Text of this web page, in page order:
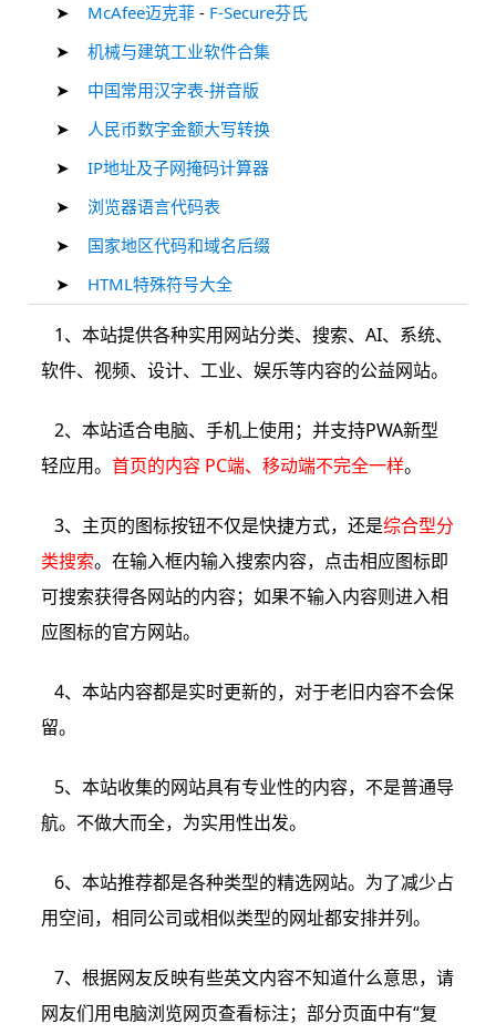
➤ McAfee迈克菲 - F-Secure芬氏
➤ 机械与建筑工业软件合集
➤ 中国常用汉字表-拼音版
➤ 人民币数字金额大写转换
➤ IP地址及子网掩码计算器
➤ 浏览器语言代码表
➤ 国家地区代码和域名后缀
➤ HTML特殊符号大全
1、本站提供各种实用网站分类、搜索、AI、系统、
软件、视频、设计、工业、娱乐等内容的公益网站。
2、本站适合电脑、手机上使用；并支持PWA新型
轻应用。 首页的内容 PC端、移动端不完全一样。
3、主页的图标按钮不仅是快捷方式，还是综合型分
类搜索。在输入框内输入搜索内容，点击相应图标即
可搜索获得各网站的内容；如果不输入内容则进入相
应图标的官方网站。
4、本站内容都是实时更新的，对于老旧内容不会保
留。
5、本站收集的网站具有专业性的内容，不是普通导
航。不做大而全，为实用性出发。
6、本站推荐都是各种类型的精选网站。为了减少占
用空间，相同公司或相似类型的网址都安排并列。
7、根据网友反映有些英文内容不知道什么意思，请
网友们用电脑浏览网页查看标注；部分页面中有“复